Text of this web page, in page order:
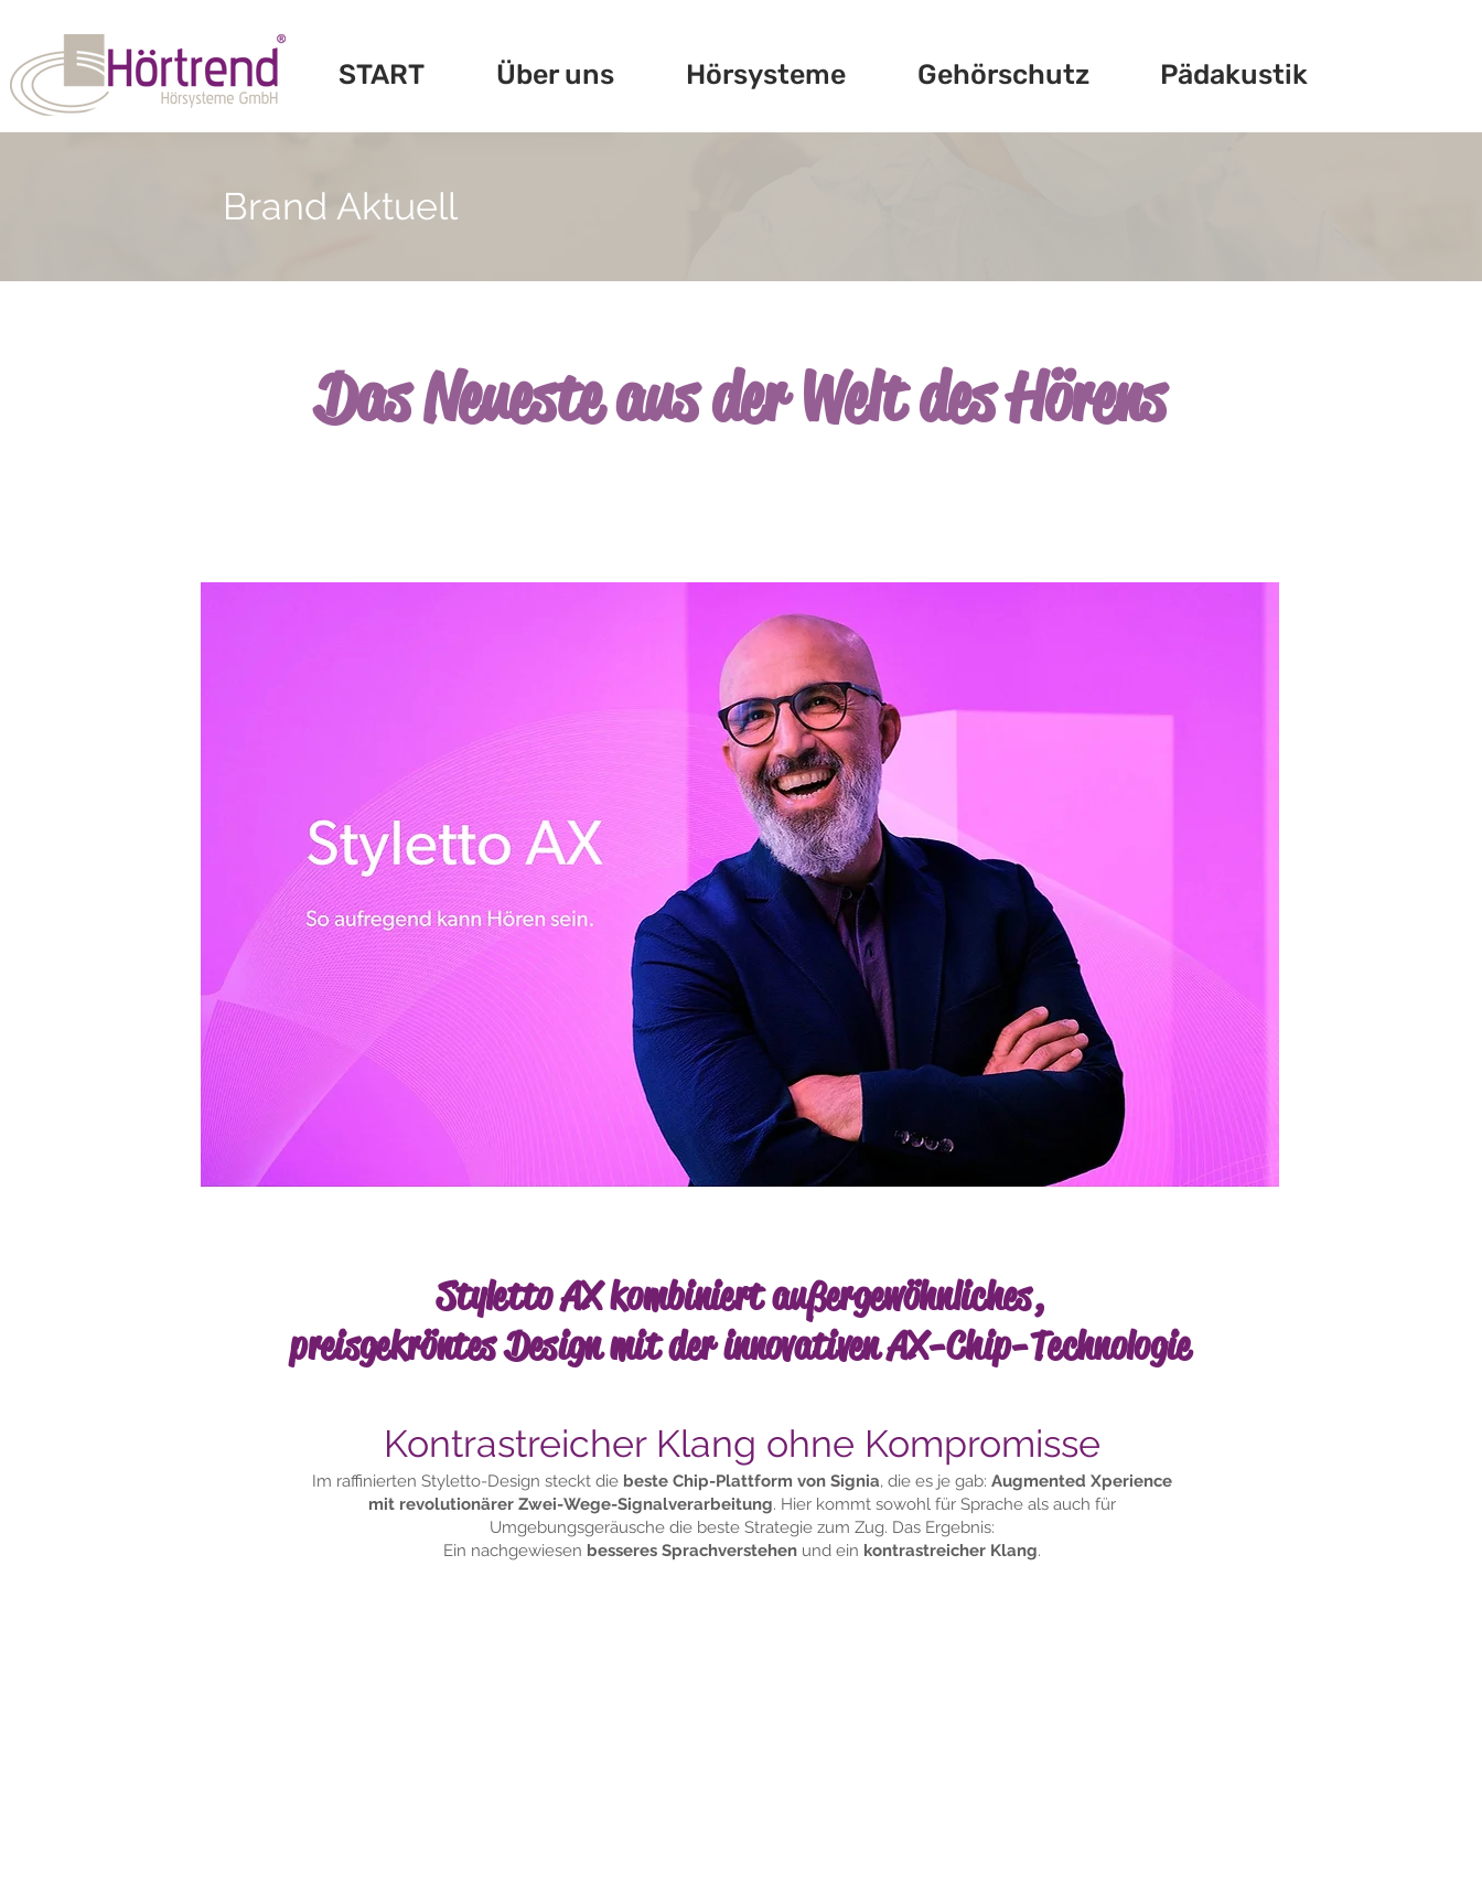
START Über uns Hörsysteme Gehörschutz Pädakustik
Brand Aktuell
Das Neueste aus der Welt des Hörens
Styletto AX kombiniert außergewöhnliches,
preisgekröntes Design mit der innovativen AX-Chip-Technologie
Kontrastreicher Klang ohne Kompromisse
Im raffinierten Styletto-Design steckt die beste Chip-Plattform von Signia, die es je gab: Augmented Xperience
mit revolutionärer Zwei-Wege-Signalverarbeitung. Hier kommt sowohl für Sprache als auch für
Umgebungsgeräusche die beste Strategie zum Zug. Das Ergebnis:
Ein nachgewiesen besseres Sprachverstehenund ein kontrastreicher Klang.